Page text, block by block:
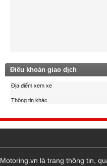
Điều khoản giao dịch
Địa điểm xem xe
Thông tin khác
Motoring.vn là trang thông tin,